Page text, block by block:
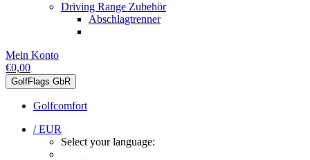
Driving Range Zubehör
Abschlagtrenner
Mein Konto
€0,00
GolfFlags GbR
Golfcomfort
/ EUR
Select your language: